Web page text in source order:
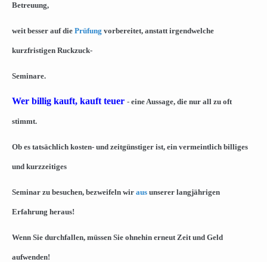
Betreuung,
weit besser auf die Prüfung vorbereitet, anstatt irgendwelche
kurzfristigen Ruckzuck-
Seminare.
Wer billig kauft, kauft teuer - eine Aussage, die nur all zu oft
stimmt.
Ob es tatsächlich kosten- und zeitgünstiger ist, ein vermeintlich billiges
und kurzzeitiges
Seminar zu besuchen, bezweifeln wir aus unserer langjährigen
Erfahrung heraus!
Wenn Sie durchfallen, müssen Sie ohnehin erneut Zeit und Geld
aufwenden!